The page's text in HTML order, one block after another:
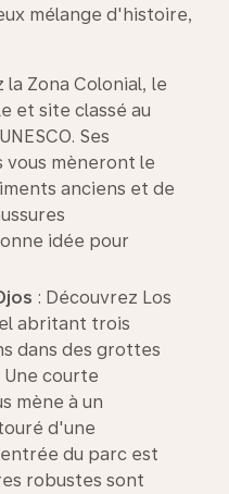
mélange d'histoire,
la Zona Colonial, le
et site classé au
Ses
vous mèneront le
anciens et de
idée pour
: Découvrez Los
abritant trois
dans des grottes
courte
mène à un
d'une
du parc est
robustes sont